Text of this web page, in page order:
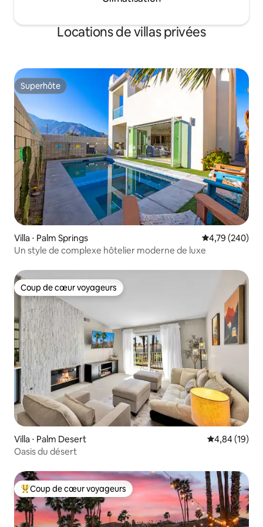
Locations de villas privées
Superhôte
Superhôte
Villa ⋅ Palm Springs Évaluation
4,79 (240)
Un style de complexe hôtelier moderne de luxe
Coup de cœur voyageurs
Coup de cœur voyageurs
Villa ⋅ Palm Desert Évaluation
4,84 (19)
Oasis du désert
Coups de cœur voyageurs les plus appréciés
Coup de cœur voyageurs